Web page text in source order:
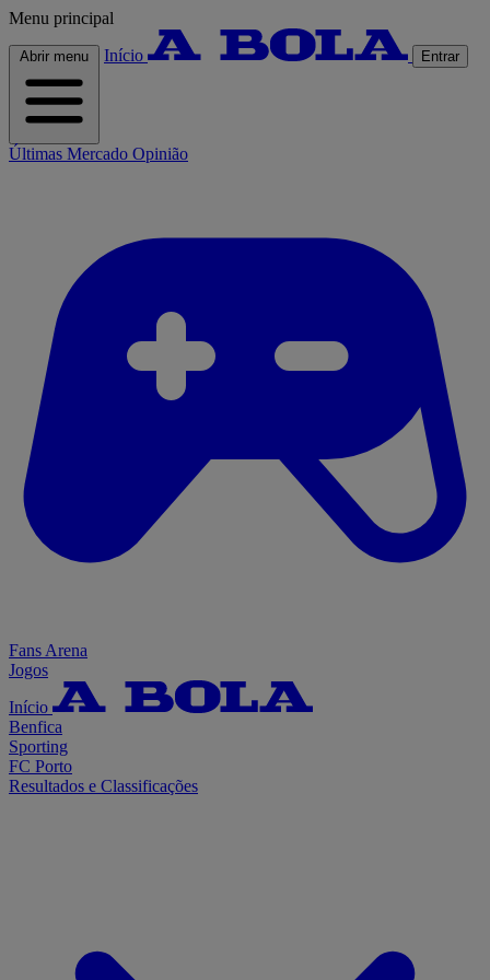
Menu principal
Abrir menu Início Entrar
Últimas Mercado Opinião
Fans Arena
Jogos
Início
Benfica
Sporting
FC Porto
Resultados e Classificações